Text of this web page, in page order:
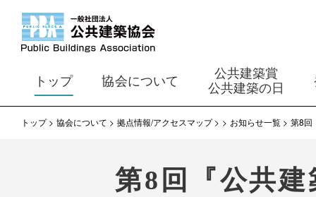
トップ 協会について
公共建築賞
公共建築の日
トップ 協会について 拠点情報/アクセスマップ お知らせ一覧 第8回
第8回『公共